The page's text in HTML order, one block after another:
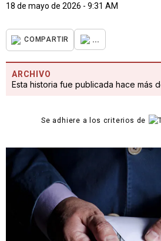
18 de mayo de 2026 - 9:31 AM
COMPARTIR ...
ARCHIVO
Esta historia fue publicada hace más
Se adhiere a los criterios de